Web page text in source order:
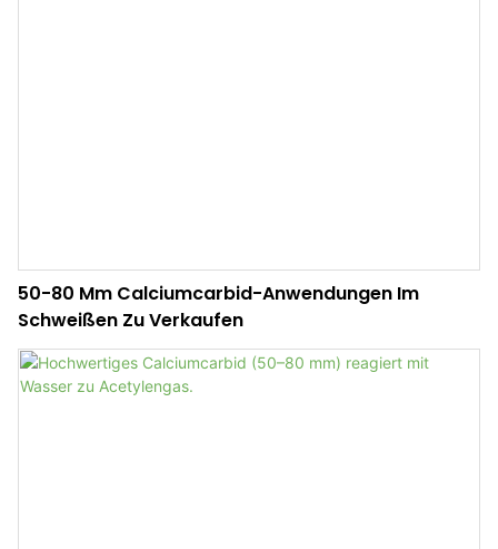
50-80 Mm Calciumcarbid-Anwendungen Im
Schweißen Zu Verkaufen